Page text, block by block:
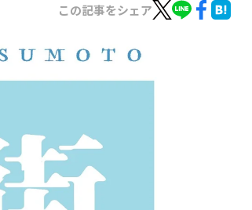
この記事をシェア